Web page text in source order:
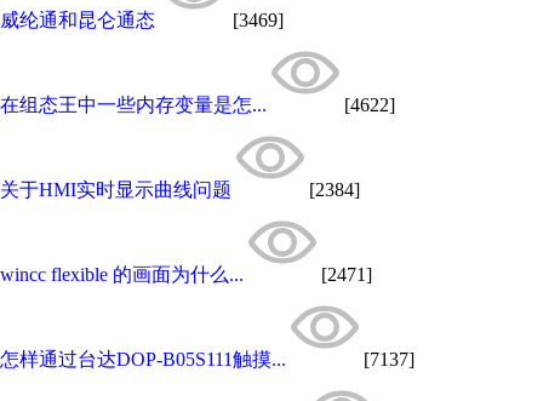
威纶通和昆仑通态 [3469]
在组态王中一些内存变量是怎... [4622]
关于HMI实时显示曲线问题 [2384]
wincc flexible 的画面为什么... [2471]
怎样通过台达DOP-B05S111触摸... [7137]